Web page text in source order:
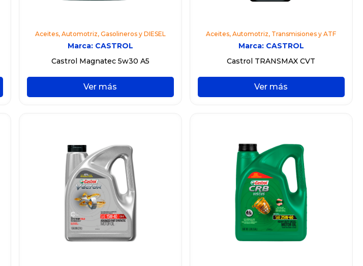
Aceites, Automotriz, Gasolineros y DIESEL
Marca: CASTROL
Castrol Magnatec 5w30 A5
Ver más
Aceites,Automotriz, Transmisiones y ATF
Marca: CASTROL
Castrol TRANSMAX CVT
Ver más